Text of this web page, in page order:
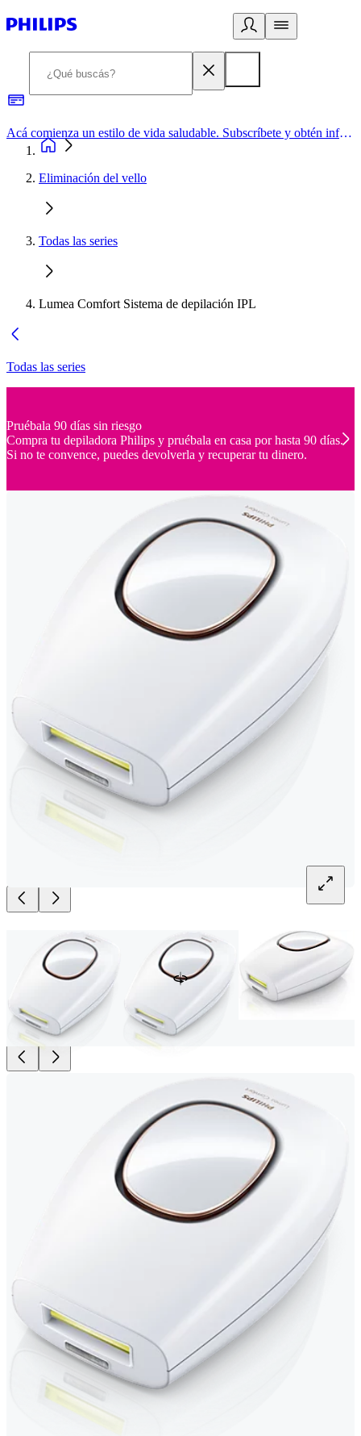
Acá comienza un estilo de vida saludable. Subscríbete y obtén información de primera mano
Eliminación del vello
Todas las series
Lumea Comfort Sistema de depilación IPL
Todas las series
Pruébala 90 días sin riesgo
Compra tu depiladora Philips y pruébala en casa por hasta 90 días.
Si no te convence, puedes devolverla y recuperar tu dinero.